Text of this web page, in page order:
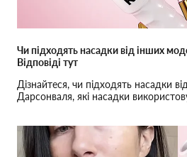
Чи підходять насадки від інших
Відповіді тут
Дізнайтеся, чи підходять насадки
Дарсонваля, які насадки